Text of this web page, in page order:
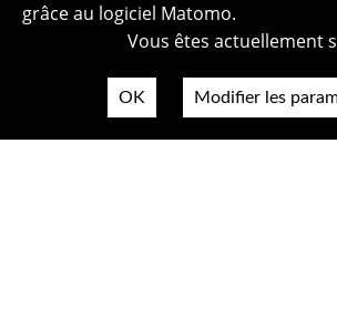
grâce au logiciel Matomo.
Vous êtes actuellement
OK Modifier les